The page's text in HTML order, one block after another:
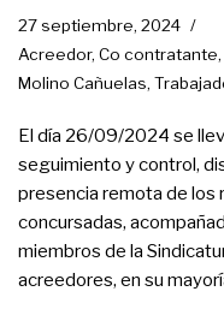
27 septiembre, 2024
Acreedor, Co contratante,
Molino Cañuelas,
El día 26/09/2024 se
seguimiento y control,
presencia remota de los
concursadas,
miembros de la
acreedores, en su